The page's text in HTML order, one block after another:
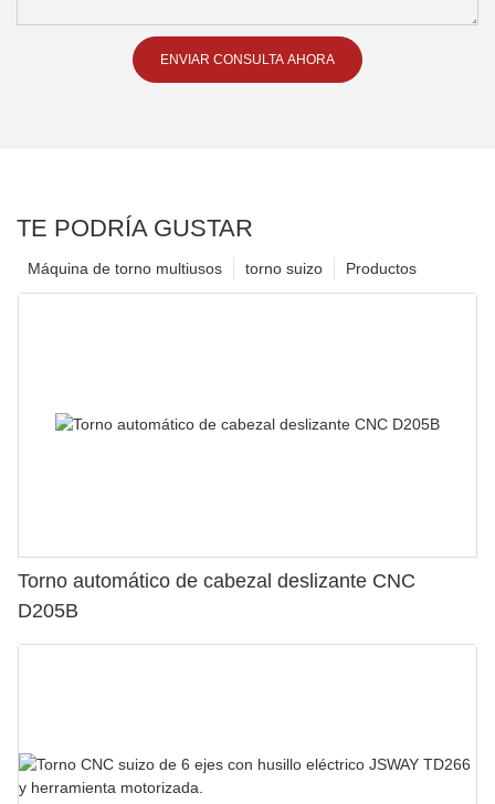
ENVIAR CONSULTA AHORA
TE PODRÍA GUSTAR
Productos
torno suizo
Máquina de torno multiusos
Torno automático de cabezal deslizante CNC
D205B